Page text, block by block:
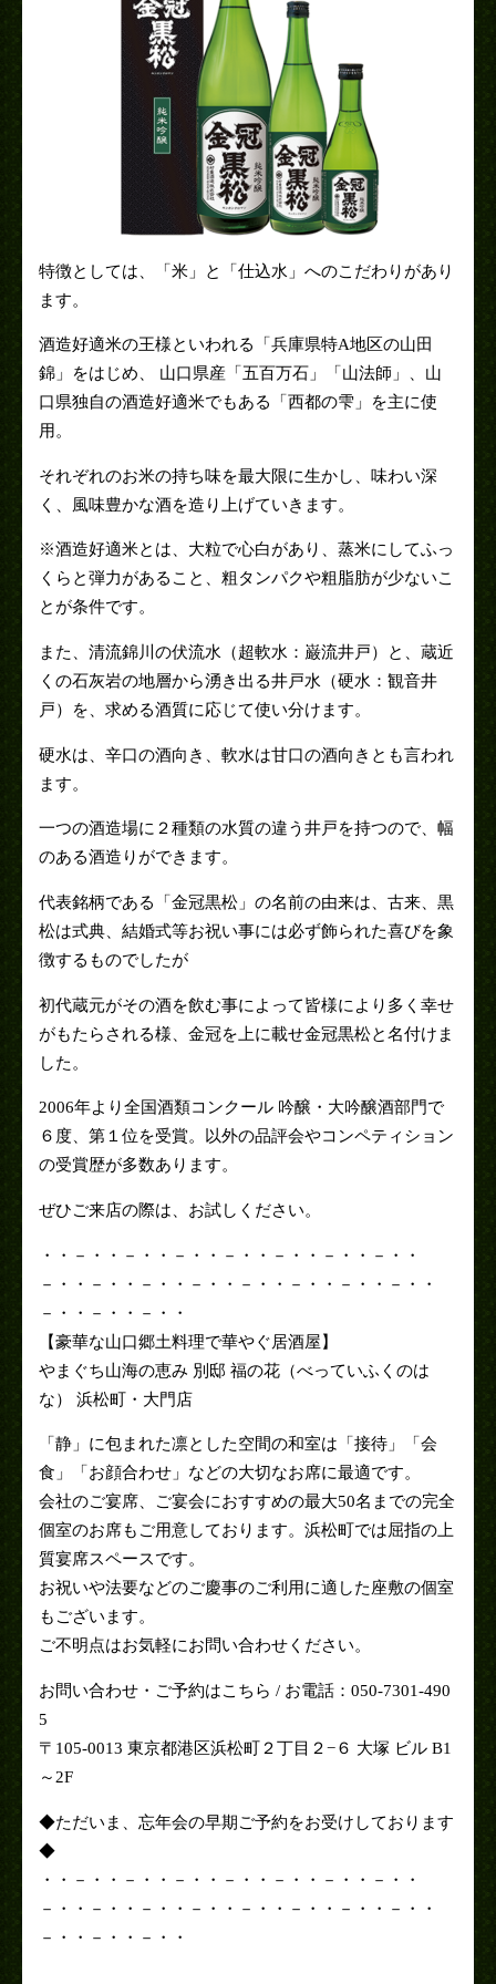
特徴としては、「米」と「仕込水」へのこだわりがあり
ます。
酒造好適米の王様といわれる「兵庫県特A地区の山田
錦」をはじめ、 山口県産「五百万石」「山法師」、山
口県独自の酒造好適米でもある「西都の雫」を主に使
用。
それぞれのお米の持ち味を最大限に生かし、味わい深
く、風味豊かな酒を造り上げていきます。
※酒造好適米とは、大粒で心白があり、蒸米にしてふっ
くらと弾力があること、粗タンパクや粗脂肪が少ないこ
とが条件です。
また、清流錦川の伏流水（超軟水：巌流井戸）と、蔵近
くの石灰岩の地層から湧き出る井戸水（硬水：観音井
戸）を、求める酒質に応じて使い分けます。
硬水は、辛口の酒向き、軟水は甘口の酒向きとも言われ
ます。
一つの酒造場に２種類の水質の違う井戸を持つので、幅
のある酒造りができます。
代表銘柄である「金冠黒松」の名前の由来は、古来、黒
松は式典、結婚式等お祝い事には必ず飾られた喜びを象
徴するものでしたが
初代蔵元がその酒を飲む事によって皆様により多く幸せ
がもたらされる様、金冠を上に載せ金冠黒松と名付けま
した。
2006年より全国酒類コンクール 吟醸・大吟醸酒部門で
６度、第１位を受賞。以外の品評会やコンペティション
の受賞歴が多数あります。
ぜひご来店の際は、お試しください。
・・－・・－・・－・・－・・－・・－・・－・・
－・・－・・－・・－・・－・・－・・－・・－・・
－・・－・・－・・
【豪華な山口郷土料理で華やぐ居酒屋】
やまぐち山海の恵み 別邸 福の花（べっていふくのは
な） 浜松町・大門店
「静」に包まれた凛とした空間の和室は「接待」「会
食」「お顔合わせ」などの大切なお席に最適です。
会社のご宴席、ご宴会におすすめの最大50名までの完全
個室のお席もご用意しております。浜松町では屈指の上
質宴席スペースです。
お祝いや法要などのご慶事のご利用に適した座敷の個室
もございます。
ご不明点はお気軽にお問い合わせください。
お問い合わせ・ご予約はこちら / お電話：050-7301-490
5
〒105-0013 東京都港区浜松町２丁目２−６ 大塚 ビル B1
～2F
◆ただいま、忘年会の早期ご予約をお受けしております
◆
・・－・・－・・－・・－・・－・・－・・－・・
－・・－・・－・・－・・－・・－・・－・・－・・
－・・－・・－・・